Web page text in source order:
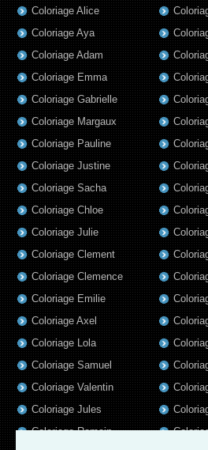
Coloriage Alice
Coloriage Aya
Coloriage Adam
Coloriage Emma
Coloriage Gabrielle
Coloriage Margaux
Coloriage Pauline
Coloriage Justine
Coloriage Sacha
Coloriage Chloe
Coloriage Julie
Coloriage Clement
Coloriage Clemence
Coloriage Emilie
Coloriage Axel
Coloriage Lola
Coloriage Samuel
Coloriage Valentin
Coloriage Jules
Coloriage Romain